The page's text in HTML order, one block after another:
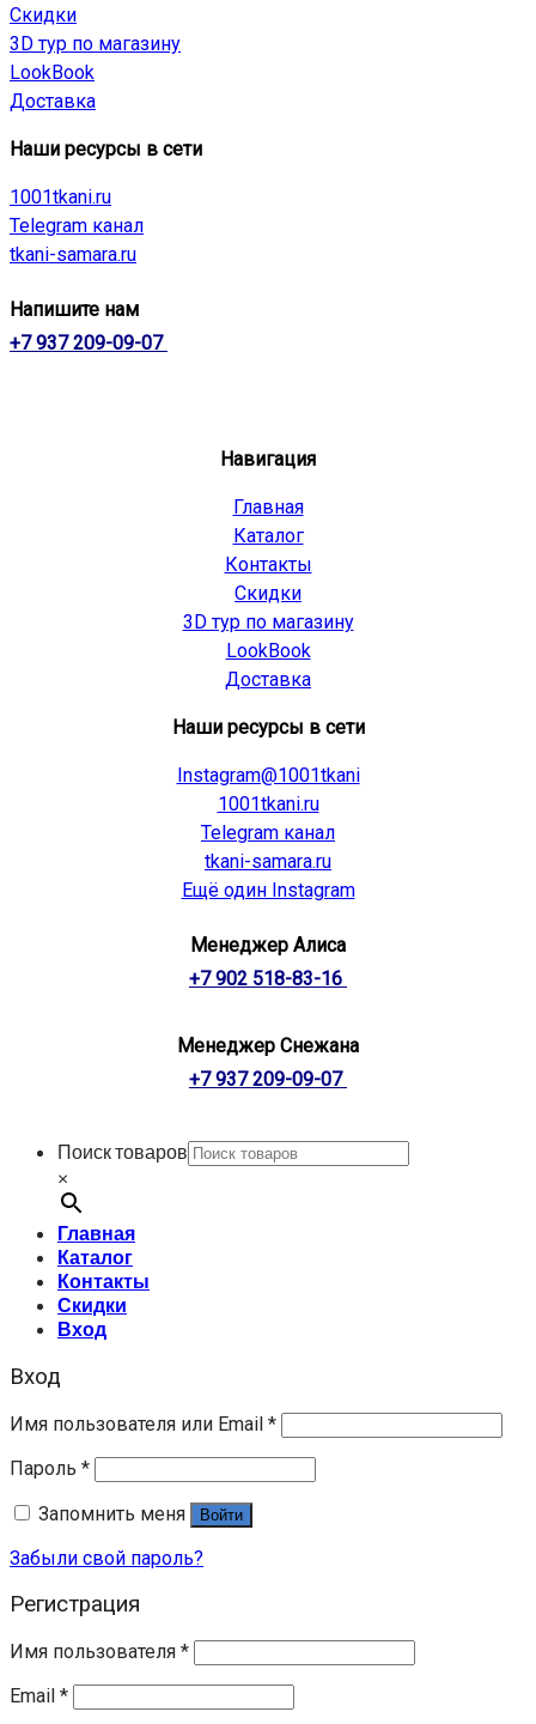
Скидки
3D тур по магазину
LookBook
Доставка
Наши ресурсы в сети
1001tkani.ru
Telegram канал
tkani-samara.ru
Напишите нам
+7 937 209-09-07
Навигация
Главная
Каталог
Контакты
Скидки
3D тур по магазину
LookBook
Доставка
Наши ресурсы в сети
Instagram@1001tkani
1001tkani.ru
Telegram канал
tkani-samara.ru
Ещё один Instagram
Менеджер Алиса
+7 902 518-83-16
Менеджер Снежана
+7 937 209-09-07
Поиск товаров
×
Главная
Каталог
Контакты
Скидки
Вход
Вход
Имя пользователя или Email *
Пароль *
Запомнить меня
Войти
Забыли свой пароль?
Регистрация
Имя пользователя *
Email *